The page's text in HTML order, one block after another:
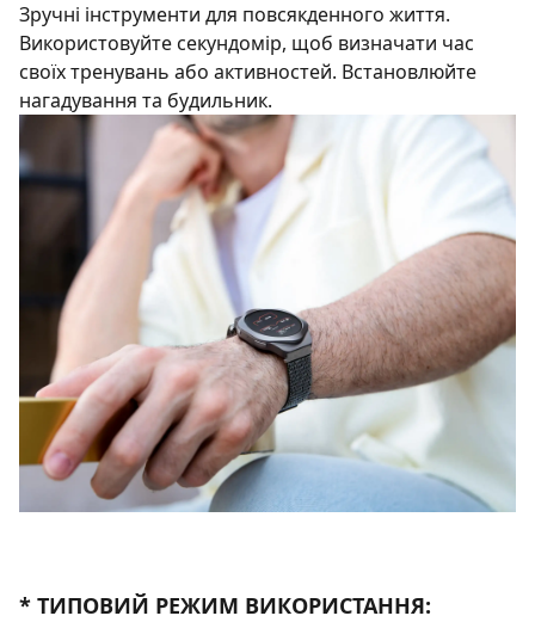
Зручні інструменти для повсякденного життя.
Використовуйте секундомір, щоб визначати час
своїх тренувань або активностей. Встановлюйте
нагадування та будильник.
* ТИПОВИЙ РЕЖИМ ВИКОРИСТАННЯ: